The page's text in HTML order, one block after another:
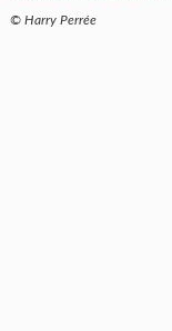
© Harry Perrée